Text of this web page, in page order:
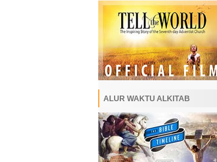
ALUR WAKTU ALKITAB